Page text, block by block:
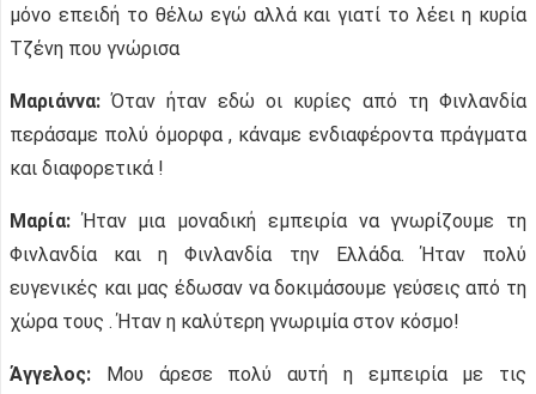
μόνο επειδή το θέλω εγώ αλλά και γιατί το λέει η κυρία
Τζένη που γνώρισα
Μαριάννα: Όταν ήταν εδώ οι κυρίες από τη Φινλανδία
περάσαμε πολύ όμορφα , κάναμε ενδιαφέροντα πράγματα
και διαφορετικά !
Μαρία: Ήταν μια μοναδική εμπειρία να γνωρίζουμε τη
Φινλανδία και η Φινλανδία την Ελλάδα. Ήταν πολύ
ευγενικές και μας έδωσαν να δοκιμάσουμε γεύσεις από τη
χώρα τους . Ήταν η καλύτερη γνωριμία στον κόσμο!
Άγγελος: Μου άρεσε πολύ αυτή η εμπειρία με τις